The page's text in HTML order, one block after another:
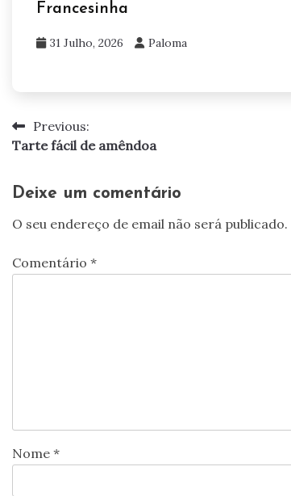
Francesinha
31 Julho, 2026 Paloma
Navegação
artigos
Previous:
Tarte fácil de amêndoa
Deixe um comentário
O seu endereço de email não será publicado.
Comentário *
Nome *